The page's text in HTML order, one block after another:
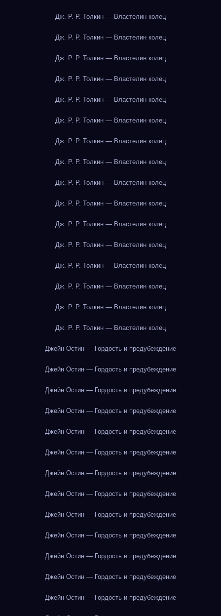
Дж. Р. Р. Толкин — Властелин колец
Дж. Р. Р. Толкин — Властелин колец
Дж. Р. Р. Толкин — Властелин колец
Дж. Р. Р. Толкин — Властелин колец
Дж. Р. Р. Толкин — Властелин колец
Дж. Р. Р. Толкин — Властелин колец
Дж. Р. Р. Толкин — Властелин колец
Дж. Р. Р. Толкин — Властелин колец
Дж. Р. Р. Толкин — Властелин колец
Дж. Р. Р. Толкин — Властелин колец
Дж. Р. Р. Толкин — Властелин колец
Дж. Р. Р. Толкин — Властелин колец
Дж. Р. Р. Толкин — Властелин колец
Дж. Р. Р. Толкин — Властелин колец
Дж. Р. Р. Толкин — Властелин колец
Дж. Р. Р. Толкин — Властелин колец
Джейн Остин — Гордость и предубеждение
Джейн Остин — Гордость и предубеждение
Джейн Остин — Гордость и предубеждение
Джейн Остин — Гордость и предубеждение
Джейн Остин — Гордость и предубеждение
Джейн Остин — Гордость и предубеждение
Джейн Остин — Гордость и предубеждение
Джейн Остин — Гордость и предубеждение
Джейн Остин — Гордость и предубеждение
Джейн Остин — Гордость и предубеждение
Джейн Остин — Гордость и предубеждение
Джейн Остин — Гордость и предубеждение
Джейн Остин — Гордость и предубеждение